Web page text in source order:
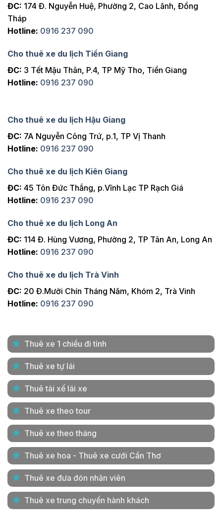
ĐC: 174 Đ. Nguyễn Huệ, Phường 2, Cao Lãnh, Đồng
Tháp
Hotline: 0916 237 090
Cho thuê xe du lịch Tiền Giang
ĐC: 3 Tết Mậu Thân, P.4, TP Mỹ Tho, Tiền Giang
Hotline: 0916 237 090
Cho thuê xe du lịch Hậu Giang
ĐC: 7A Nguyễn Công Trứ, p.1, TP Vị Thanh
Hotline: 0916 237 090
Cho thuê xe du lịch Kiên Giang
ĐC: 45 Tôn Đức Thắng, p.Vĩnh Lạc TP Rạch Giá
Hotline: 0916 237 090
Cho thuê xe du lịch Long An
ĐC: 114 Đ. Hùng Vương, Phường 2, TP Tân An, Long An
Hotline: 0916 237 090
Cho thuê xe du lịch Trà Vinh
ĐC: 20 Đ.Mười Chín Tháng Năm, Khóm 2, Trà Vinh
Hotline: 0916 237 090
Thuê xe 1 chiều đi tỉnh
Thuê xe tự lái
Thuê tài xế lái xe
Thuê xe theo tour
Thuê xe theo tháng
Thuê xe hoa - Thuê xe cưới Cần Thơ
Thuê xe đưa đón nhân viên
Thuê xe trung chuyển hành khách